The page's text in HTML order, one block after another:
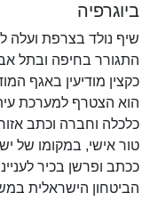
ביוגרפיה
שיף נולד בצרפת ועלה
התגורר בחיפה ובתל
כקצין מודיעין באגף
טור אישי, במקומו של
ככתב ופרשן בכיר